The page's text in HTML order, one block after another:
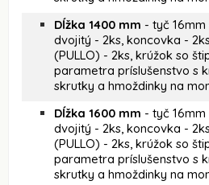
Dĺžka 1400 mm - tyč
dvojitý - 2ks, koncovka -
(PULLO) - 2ks, krúžok so
parametra príslušenstvo s
skrutky a hmoždinky na
Dĺžka 1600 mm - tyč
dvojitý - 2ks, koncovka -
(PULLO) - 2ks, krúžok so
parametra príslušenstvo s
skrutky a hmoždinky na